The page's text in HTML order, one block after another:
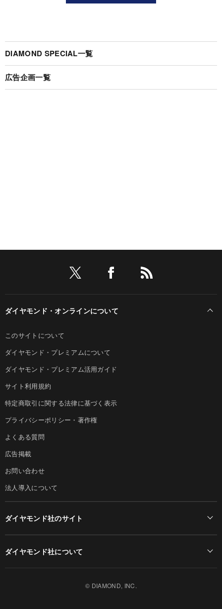
DIAMOND SPECIAL一覧
広告企画一覧
ダイヤモンド・オンラインについて
このサイトについて
ダイヤモンド・プレミアムについて
ダイヤモンド・プレミアム活用ガイド
サイト利用規約
特定商取引に関する法律に基づく表示
プライバシーポリシー・著作権
よくある質問
広告掲載
お問い合わせ
法人導入について
ダイヤモンド社のサイト
ダイヤモンド社について
© DIAMOND, INC.